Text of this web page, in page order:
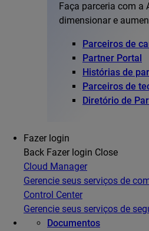
Faça parceria com a
dimensionar e
Parceiros de
Partner Portal
Histórias de
Parceiros de
Diretório de
Fazer login
Back Fazer login Close
Cloud Manager
Gerencie seus serviços de
Control Center
Gerencie seus serviços de
Documentos